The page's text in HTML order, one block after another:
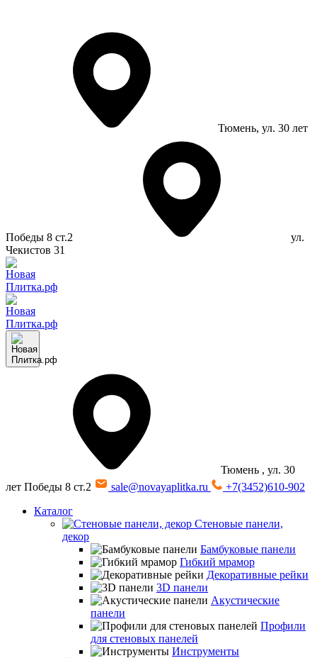
Тюмень, ул. 30 лет
Победы 8 ст.2
ул.
Чекистов 31
Тюмень , ул. 30
лет Победы 8 ст.2
sale@novayaplitka.ru
+7(3452)610-902
Каталог
Стеновые панели,
декор
Бамбуковые панели
Гибкий мрамор
Декоративные рейки
3D панели
Акустические
панели
Профили
для стеновых панелей
Инструменты